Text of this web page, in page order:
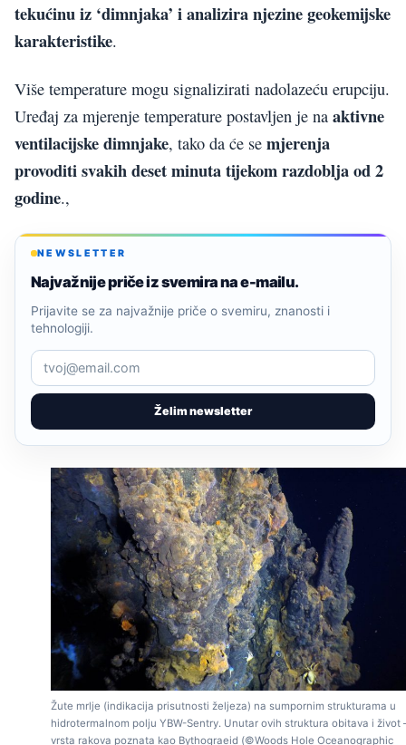
tekućinu iz ‘dimnjaka’ i analizira njezine geokemijske
karakteristike.
Više temperature mogu signalizirati nadolazeću erupciju.
Uređaj za mjerenje temperature postavljen je na aktivne
ventilacijske dimnjake, tako da će se mjerenja
provoditi svakih deset minuta tijekom razdoblja od 2
godine.,
NEWSLETTER
Najvažnije priče iz svemira na e-mailu.
Želim newsletter
Prijavite se za najvažnije priče o svemiru, znanosti i
tehnologiji.
Žute mrlje (indikacija prisutnosti željeza) na sumpornim strukturama u
hidrotermalnom polju YBW-Sentry. Unutar ovih struktura obitava i život
vrsta rakova poznata kao Bythograeid (©Woods Hole Oceanographic